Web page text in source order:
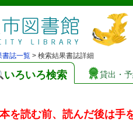
書誌一覧 > 検索結果書誌詳細
いろいろ検索 貸出・
本を読む前、読んだ後は手